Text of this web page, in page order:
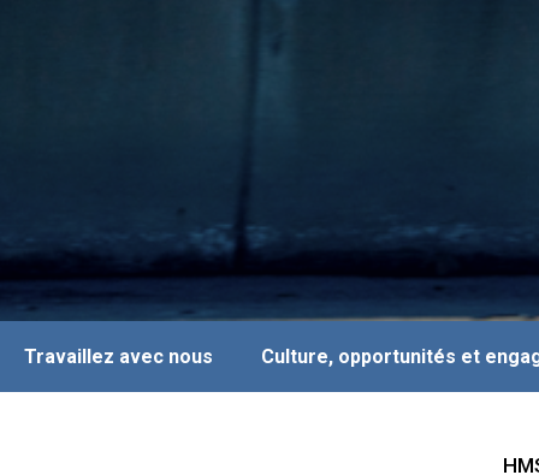
Travaillez avec nous Culture, opportunités et